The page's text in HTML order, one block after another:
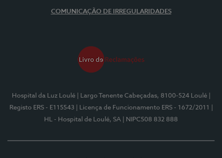
COMUNICAÇÃO DE IRREGULARIDADES
Hospital da Luz Loulé | Largo Tenente Cabeçadas, 8100-524 Loulé
Registo ERS - E115543
| Licença de Funcionamento ERS - 1672/2011
HL - Hospital de Loulé, SA
| NIPC508 832 888